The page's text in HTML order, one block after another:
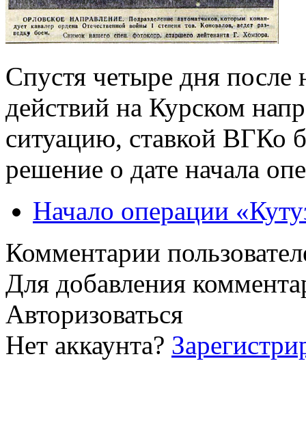
Спустя четыре дня
действий на Курском
ситуацию, ставкой ВГКо
решение о дате начала
Начало операции
Комментарии
Для добавления
Авторизоваться
Нет аккаунта?